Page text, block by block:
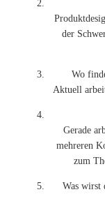
der
Wo
Aktuell
Gerade
mehreren
zum
Was wirst